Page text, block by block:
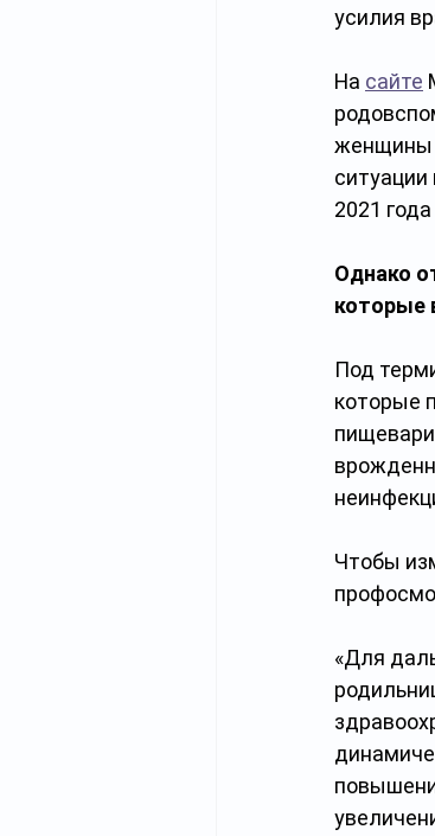
усилия
На сайте
женщины
ситуации
2021
Однако
которые
Под
которые
Чтобы
«Для